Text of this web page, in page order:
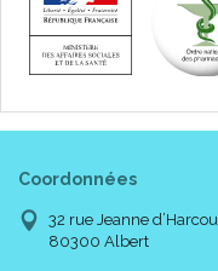
Coordonnées
32 rue Jeanne
80300 Albert